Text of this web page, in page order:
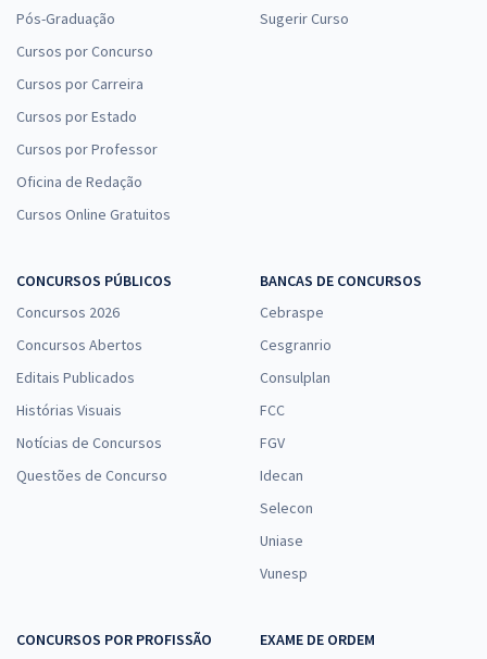
Pós-Graduação
Cursos por Concurso
Cursos por Carreira
Cursos por Estado
Cursos por Professor
Oficina de Redação
Cursos Online Gratuitos
Sugerir Curso
CONCURSOS PÚBLICOS
Concursos 2026
Concursos Abertos
Editais Publicados
Histórias Visuais
Notícias de Concursos
Questões de Concurso
BANCAS DE CONCURSOS
Cebraspe
Cesgranrio
Consulplan
FCC
FGV
Idecan
Selecon
Uniase
Vunesp
CONCURSOS POR PROFISSÃO
EXAME DE ORDEM